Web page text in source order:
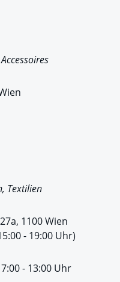
Textilien
1100 Wien
- 19:00 Uhr)
- 13:00 Uhr